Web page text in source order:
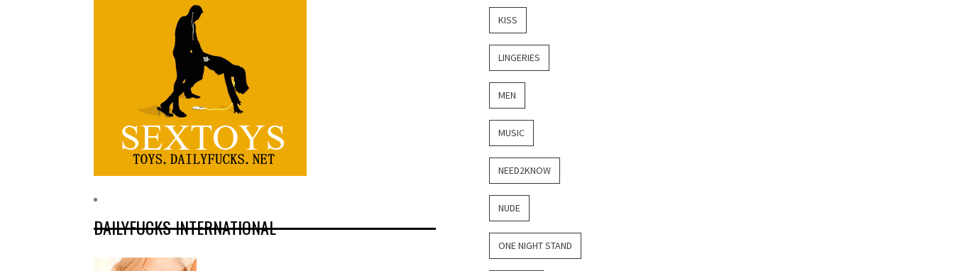
DAILYFUCKS INTERNATIONAL
KISS
LINGERIES
MEN
MUSIC
NEED2KNOW
NUDE
ONE NIGHT STAND